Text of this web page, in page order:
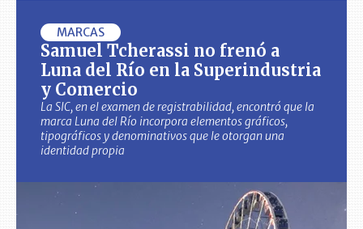
MARCAS
Samuel Tcherassi no frenó a
Luna del Río en la Superindustria
y Comercio
La SIC, en el examen de registrabilidad, encontró que la
marca Luna del Río incorpora elementos gráficos,
tipográficos y denominativos que le otorgan una
identidad propia